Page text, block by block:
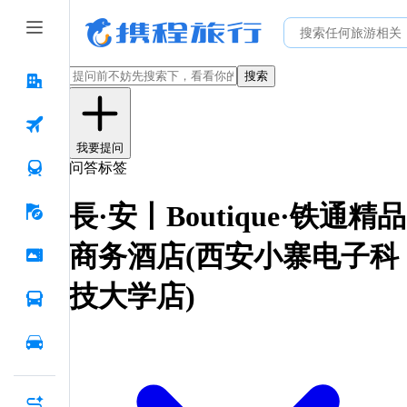
搜索
我要提问
问答标签
長·安丨Boutique·铁通精品
商务酒店(西安小寨电子科
技大学店)